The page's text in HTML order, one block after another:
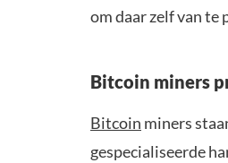
om daar zelf van te
Bitcoin miners
Bitcoin miners
gespecialiseerde